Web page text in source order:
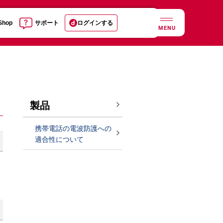
サポート ログインする
MENU
製品
携帯電話の電波防護への
適合性について